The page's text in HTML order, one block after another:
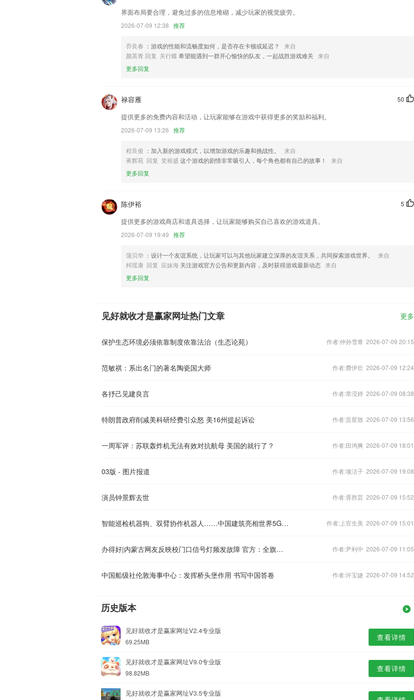
增加了实名认证人工审核入口
优化APP性能，提高加载速度；
以上就是见好就收才是赢家网址的介绍，如果您喜欢这款软件，您可以到应用商店进行打分评论，说出您的使用
界面布局要合理，避免过多的信息堆砌，减少玩家的视觉疲劳。
2026-07-09 12:38 推荐
乔良春 ：游戏的性能和流畅度如何，是否存在卡顿或延迟？
来自
颜英青 回复 关行蝶 希望能遇到一群开心愉快的队友，一起战胜游戏难关 来自
更多回复
50
禄容雁
提供更多的免费内容和活动，让玩家能够在游戏中获得更多的奖励和福利。
2026-07-09 13:26 推荐
程良俊 ：加入新的游戏模式，以增加游戏的乐趣和挑战性。
来自
蒋辉苑 回复 党裕盛 这个游戏的剧情非常吸引人，每个角色都有自己的故事！
来自
更多回复
5
陈伊裕
提供更多的游戏商店和道具选择，让玩家能够购买自己喜欢的游戏道具。
2026-07-09 19:49 推荐
蒲贝华 ：设计一个友谊系统，让玩家可以与其他玩家建立深厚的友谊关系，共同探索游戏世界。
来自
柯瑶康 回复 应妹海 关注游戏官方公告和更新内容，及时获得游戏最新动态 来自
更多回复
见好就收才是赢家网址热门文章 更多
保护生态环境必须依靠制度依靠法治（生态论苑） 作者:仲孙雪青 2026-07-09 20:15
范敏祺：系出名门的著名陶瓷国大师 作者:费伊壮 2026-07-09 12:24
各抒己见建良言 作者:章滢婷 2026-07-09 08:38
特朗普政府削减美科研经费引众怒 美16州提起诉讼 作者:贡星致 2026-07-09 13:56
一周军评：苏联轰炸机无法有效对抗航母 美国的就行了？ 作者:田鸿爽 2026-07-09 18:01
03版 - 图片报道 作者:项洁子 2026-07-09 19:08
演员钟景辉去世 作者:胥胜芸 2026-07-09 15:52
智能巡检机器狗、双臂协作机器人……中国建筑亮相世界5G大会 作者:上官生美 2026-07-09 15:01
办得好|内蒙古网友反映校门口信号灯频发故障 官方：全旗检修 作者:尹利中 2026-07-09 11:05
中国船级社伦敦海事中心：发挥桥头堡作用 书写中国答卷 作者:许宝婕 2026-07-09 14:52
历史版本
见好就收才是赢家网址V2.4专业版
69.25MB 查看详情
见好就收才是赢家网址V9.0专业版
98.82MB 查看详情
见好就收才是赢家网址V3.5专业版